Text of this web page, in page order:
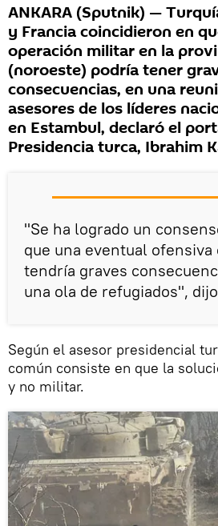
ANKARA (Sputnik) —
y Francia coincidieron en
operación militar en la
(noroeste) podría tener
consecuencias, en una
asesores de los líderes
en Estambul, declaró el
Presidencia turca, Ibrahim
"Se ha logrado un
que una eventual
tendría graves
una ola de refugiados",
Según el asesor presidencial
común consiste en que la
y no militar.